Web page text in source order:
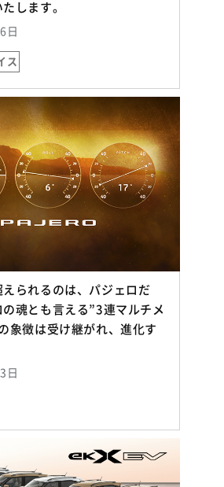
します。
日
ス
えられるのは、パジェロだ
の魂とも言える”3連マルチメ
象徴は受け継がれ、進化す
日